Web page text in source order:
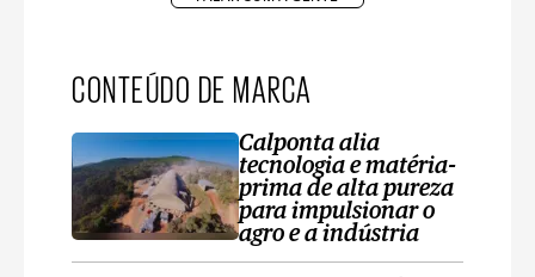
CONTEÚDO DE MARCA
Calponta alia
tecnologia e matéria-
prima de alta pureza
para impulsionar o
agro e a indústria